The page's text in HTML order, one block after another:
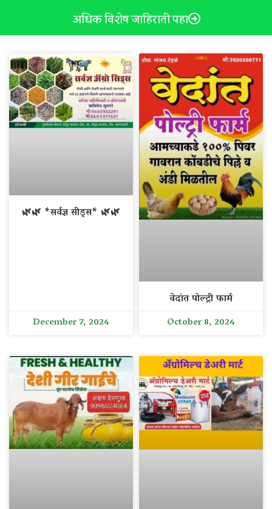
अधिक विशेष जाहिराती पहा
🌿🌿 *सर्वज्ञ सीड्स* 🌿🌿
December 7, 2024
वेदांत पोल्ट्री फार्म
October 8, 2024